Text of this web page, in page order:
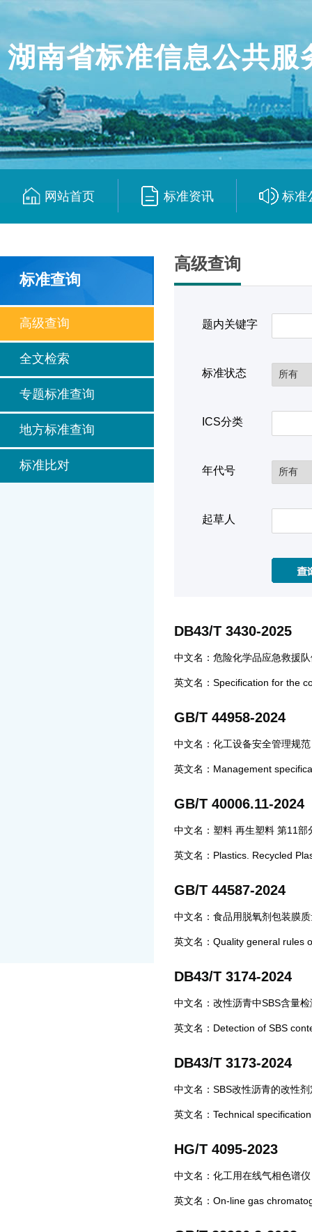
湖南省标准信息公共服
网站首页 标准资讯 标准
标准查询
高级查询
全文检索
专题标准查询
地方标准查询
标准比对
高级查询
题内关键字
标准状态
ICS分类
年代号
起草人
DB43/T 3430-2025
中文名：危险化学品应急救援
英文名：Specification for the
GB/T 44958-2024
中文名：化工设备安全管理规范
英文名：Management
GB/T 40006.11-2024
中文名：塑料 再生塑料 第11部
英文名：Plastics. Recycled
GB/T 44587-2024
中文名：食品用脱氧剂包装膜
英文名：Quality general rules
DB43/T 3174-2024
中文名：改性沥青中SBS含量
英文名：Detection of SBS
DB43/T 3173-2024
中文名：SBS改性沥青的改性
英文名：Technical
HG/T 4095-2023
中文名：化工用在线气相色谱仪
英文名：On-line gas